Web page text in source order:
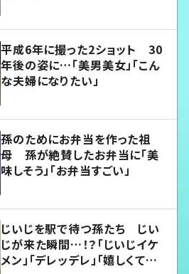
平成6年に撮った2ショット 30
年後の姿に…「美男美女」「こん
な夫婦になりたい」
孫のためにお弁当を作った祖
母 孫が絶賛したお弁当に「美
味しそう」「お弁当すごい」
じいじを駅で待つ孫たち じい
じが来た瞬間…！？「じいじイケ
メン」「デレッデレ」「嬉しくて可